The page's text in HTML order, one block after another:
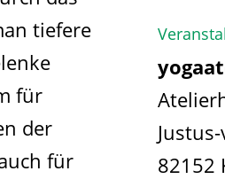
tiefere
für
der
für
82152